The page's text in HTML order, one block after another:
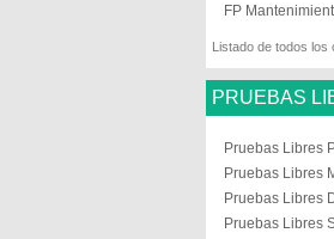
FP
Listado de todos los
PRUEBAS
Pruebas Libres
Pruebas Libres
Pruebas Libres
Pruebas Libres